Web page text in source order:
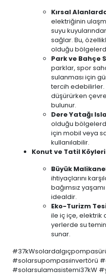
Kırsal
elektriğinin
suyu
sağlar. Bu,
olduğu
Park ve Bahçe
parklar, spor
sulanması için
tercih edebilirler.
düşürürken
bulunur.
Dere Yatağı
olduğu
için mobil veya
kullanılabilir.
Konut ve Tatil
Büyük
ihtiyaçlarını
bağımsız
idealdir.
Eko-Turizm
ile iç içe, elektrik
yerlerde su
sunar.
#solarsupompasıinvertörü
#solarsulamasistemi37kW